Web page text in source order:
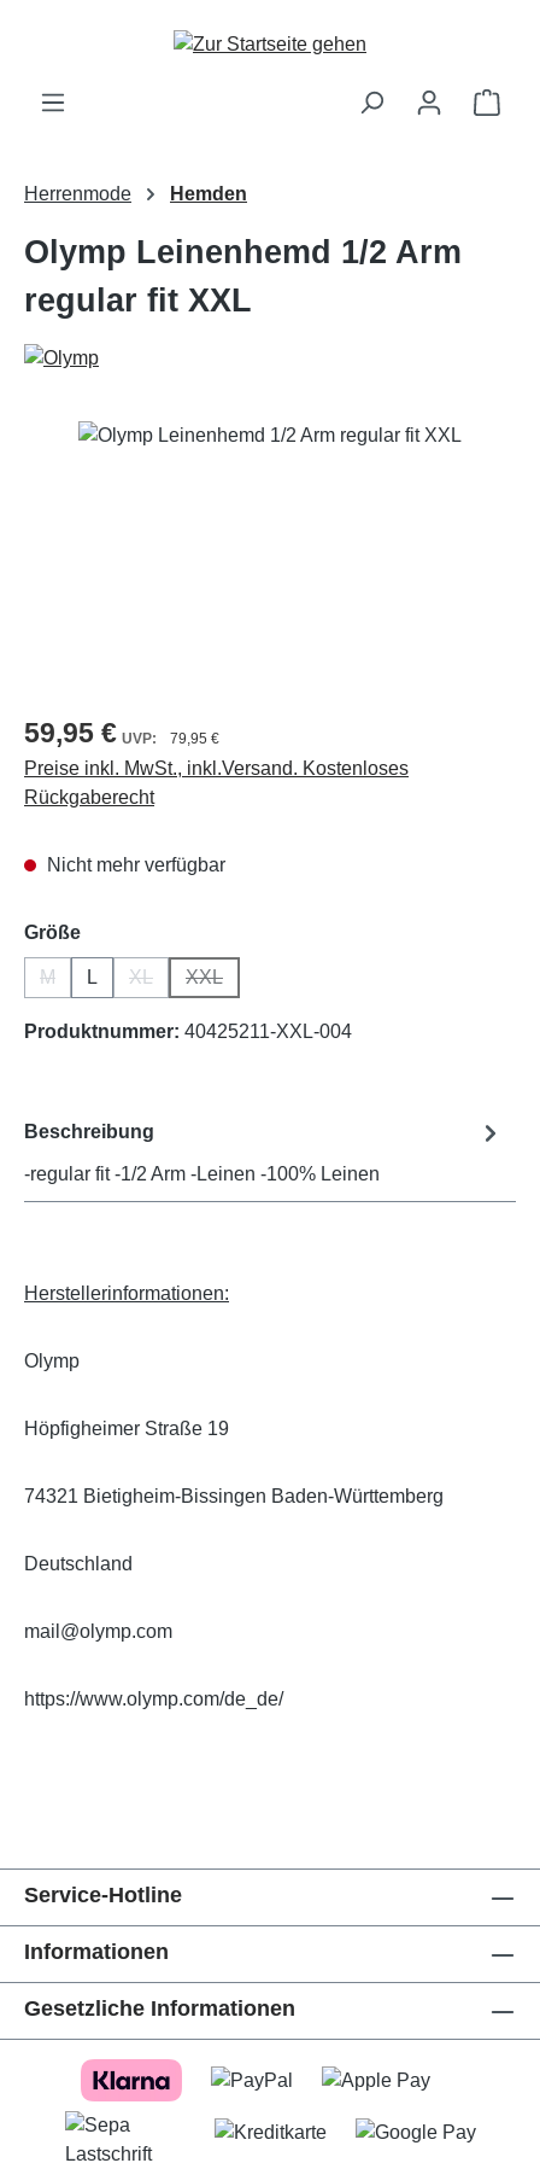
Zum Hauptinhalt springen
Herrenmode Hemden
Olymp Leinenhemd 1/2 Arm
regular fit XXL
Bildergalerie überspringen
59,95 € 79,95 €
Preise inkl. MwSt., inkl.Versand. Kostenloses
Rückgaberecht
Nicht mehr verfügbar
Größeauswählen
M
(Diese Option ist zurzeit nicht verfügbar.)
L XL
(Diese Option ist zurzeit nicht verfügbar.)
XXL
(Diese Option ist zurzeit nicht verfügbar.)
Produktnummer: 40425211-XXL-004
Beschreibung
-regular fit -1/2 Arm -Leinen -100% Leinen
Herstellerinformationen:
Olymp
Höpfigheimer Straße 19
74321 Bietigheim-Bissingen Baden-Württemberg
Deutschland
mail@olymp.com
https://www.olymp.com/de_de/
Service-Hotline
Informationen
Gesetzliche Informationen